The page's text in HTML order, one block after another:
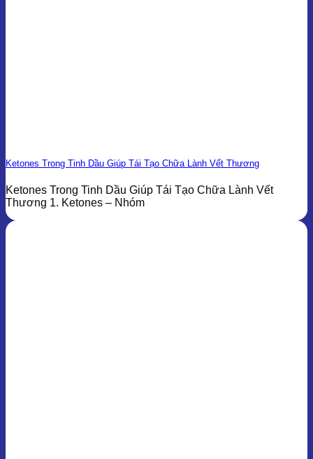
Ketones Trong Tinh Dầu Giúp Tái Tạo Chữa Lành Vết Thương
Ketones Trong Tinh Dầu Giúp Tái Tạo Chữa Lành Vết
Thương 1. Ketones – Nhóm